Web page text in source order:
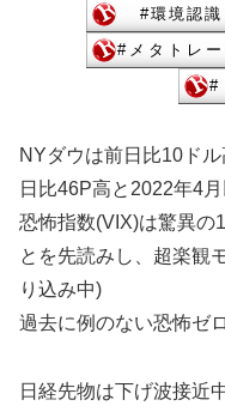
NYダウは前日比10ド
日比46P高と2022年4月
恐怖指数(VIX)は驚異の
とを先読みし、超楽観
り込み中)
過去に例のない恐怖ゼ
日経先物は下げ波接近